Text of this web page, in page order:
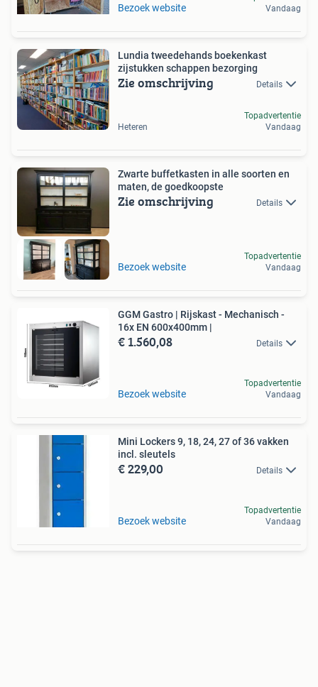
Bezoek website
Vandaag
Lundia tweedehands boekenkast
zijstukken schappen bezorging
Zie omschrijving Details
Heteren
Topadvertentie
Vandaag
Zwarte buffetkasten in alle soorten en
maten, de goedkoopste
Zie omschrijving Details
Bezoek website
Topadvertentie
Vandaag
GGM Gastro | Rijskast - Mechanisch -
16x EN 600x400mm |
€ 1.560,08 Details
Bezoek website
Topadvertentie
Vandaag
Mini Lockers 9, 18, 24, 27 of 36 vakken
incl. sleutels
€ 229,00 Details
Bezoek website
Topadvertentie
Vandaag